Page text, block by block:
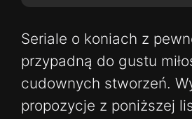
Seriale o koniach z
przypadną do gustu
cudownych stworzeń.
propozycje z poniższej